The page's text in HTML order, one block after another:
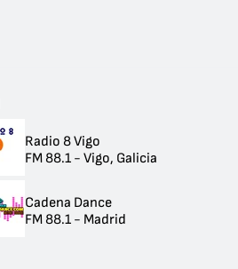
Radio 8 Vigo
FM 88.1 - Vigo, Galicia
Cadena Dance
FM 88.1 - Madrid